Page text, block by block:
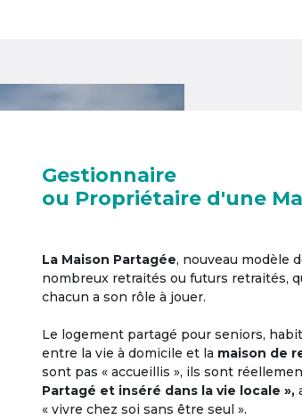
Gestionnaire
ou Propriétaire d'une
La Maison Partagée, nouveau modèle
nombreux retraités ou futurs retraités,
chacun a son rôle à jouer.
Le logement partagé pour seniors,
entre la vie à domicile et la maison de
sont pas « accueillis », ils sont
Partagé et inséré dans la vie locale »,
« vivre chez soi sans être seul ».